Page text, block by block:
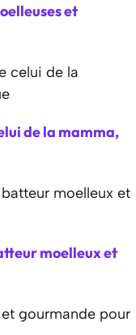
et
de la mamma,
moelleux et